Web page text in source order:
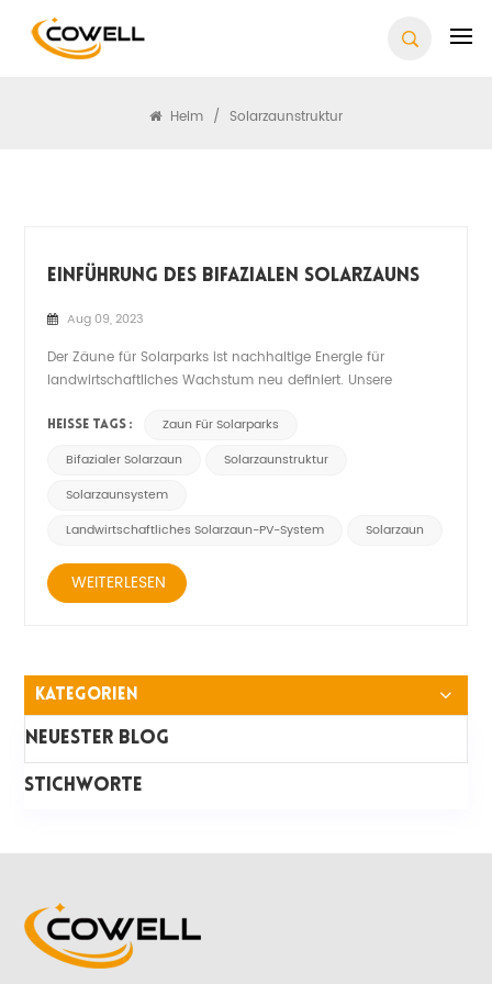
Heim / Solarzaunstruktur
Einführung Des Bifazialen Solarzauns
Aug 09, 2023
Der Zäune für Solarparks ist nachhaltige Energie für
landwirtschaftliches Wachstum neu definiert. Unsere
Energieproduktion konzipiert und fangen das Sonnenlicht
von beiden Seiten ein, was sie äußerst effizient und vielseitig
HEISSE TAGS :
Zaun Für Solarparks
Bifazialer Solarzaun
Solarzaunstruktur
Solarzaunsystem
Landwirtschaftliches Solarzaun-PV-System
Solarzaun
WEITERLESEN
Kategorien
Neuester Blog
STICHWORTE